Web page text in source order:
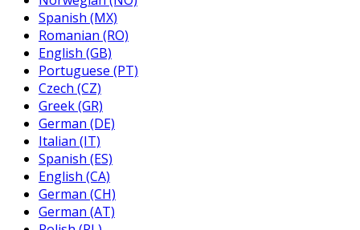
Spanish (MX)
Romanian (RO)
English (GB)
Portuguese (PT)
Czech (CZ)
Greek (GR)
German (DE)
Italian (IT)
Spanish (ES)
English (CA)
German (CH)
German (AT)